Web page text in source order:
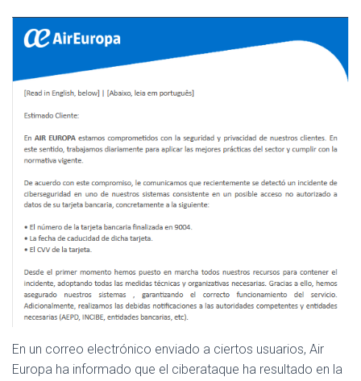
En un correo electrónico enviado a ciertos usuarios, Air
Europa ha informado que el ciberataque ha resultado en la